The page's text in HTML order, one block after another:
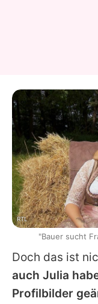
Doch das ist
auch Julia
Profilbilder
RTL
"Bauer sucht